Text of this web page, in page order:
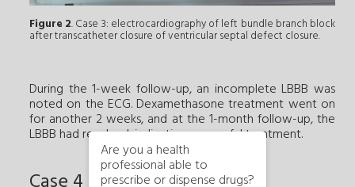
Figure 2. Case 3: electrocardiography of left bundle branch block
after transcatheter closure of ventricular septal defect closure.
During the 1-week follow-up, an incomplete LBBB was
noted on the ECG. Dexamethasone treatment went on
for another 2 weeks, and at the 1-month follow-up, the
LBBB had resolved, indicating successful treatment.
Are you a health
professional able to
prescribe or dispense drugs?